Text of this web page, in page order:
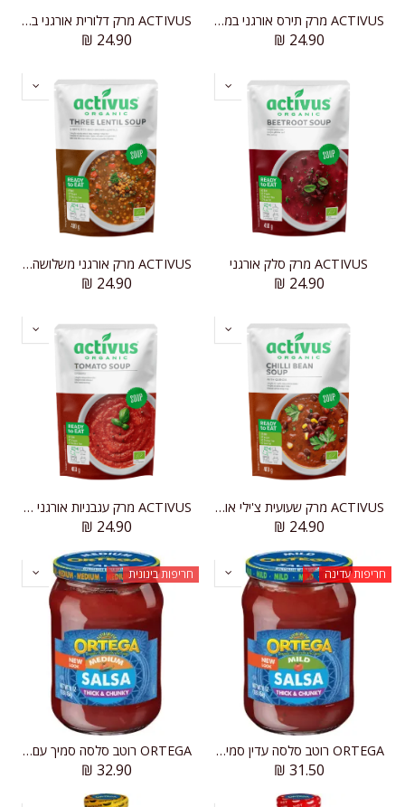
ACTIVUS מרק תירס אורגני במקרם קרמי
24.90
₪
ACTIVUS מרק דלורית אורגני במרקם קרמי
24.90
₪
ACTIVUS מרק סלק אורגני
24.90
₪
ACTIVUS מרק אורגני משלושה סוגי עדשים
24.90
₪
ACTIVUS מרק שעועית צ'ילי אורגני עם קינואה
24.90
₪
ACTIVUS מרק עגבניות אורגני במרקם קרמי
24.90
₪
חריפות עדינה
ORTEGA רוטב סלסה עדין סמיך עם חתיכות
31.50
₪
חריפות בינונית
ORTEGA רוטב סלסה סמיך עם חתיכות
32.90
₪